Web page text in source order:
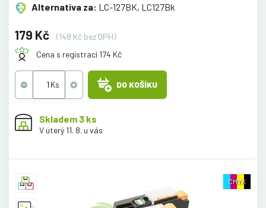
Alternativa za: LC-127BK, LC127Bk
179 Kč
(148 Kč bez DPH)
Cena s registrací 174 Kč
DO KOŠÍKU
Skladem 3 ks
V úterý 11. 8. u vás
CMYK